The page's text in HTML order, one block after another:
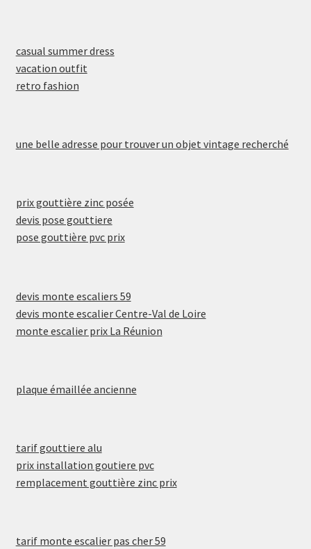
casual summer dress
vacation outfit
retro fashion
une belle adresse pour trouver un objet vintage recherché
prix gouttière zinc posée
devis pose gouttiere
pose gouttière pvc prix
devis monte escaliers 59
devis monte escalier Centre-Val de Loire
monte escalier prix La Réunion
plaque émaillée ancienne
tarif gouttiere alu
prix installation goutiere pvc
remplacement gouttière zinc prix
tarif monte escalier pas cher 59